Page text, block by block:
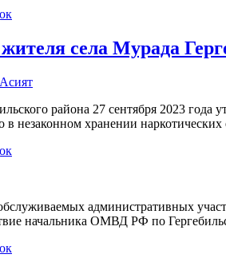
села Мурада
Асият
района 27 сентября 2023
в незаконном хранении
административных
начальника ОМВД РФ по